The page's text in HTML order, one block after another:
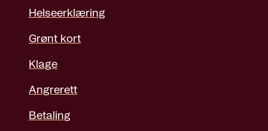
Helseerklæring
Grønt kort
Klage
Angrerett
Betaling